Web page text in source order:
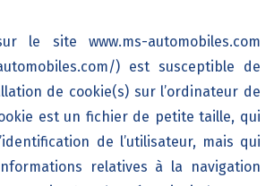
le site www.ms-automobiles.com
) est susceptible de
de cookie(s) sur l’ordinateur de
est un fichier de petite taille, qui
de l’utilisateur, mais qui
relatives à la navigation